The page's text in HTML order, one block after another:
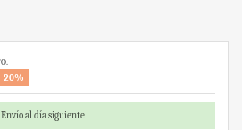
20%
Envío al día siguiente